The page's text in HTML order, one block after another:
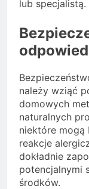
lub specjalistą.
należy wziąć
domowych
naturalnych
niektóre
reakcje
dokładnie
potencjalnymi
środków.